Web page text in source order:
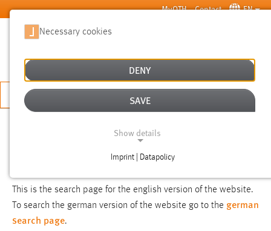
Skip to main content MyOTH Contact EN
APPLY NOW
This is the search page for the english version of the website.
To search the german version of the website go to the german
search page.
Necessary cookies
DENY
SAVE
Show details
Imprint | Datapolicy